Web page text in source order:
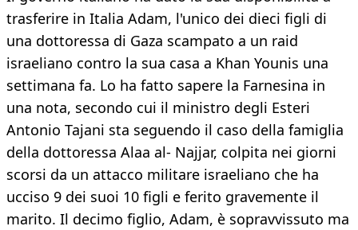
trasferire in Italia Adam, l'unico dei dieci figli di
una dottoressa di Gaza scampato a un raid
israeliano contro la sua casa a Khan Younis una
settimana fa. Lo ha fatto sapere la Farnesina in
una nota, secondo cui il ministro degli Esteri
Antonio Tajani sta seguendo il caso della famiglia
della dottoressa Alaa al- Najjar, colpita nei giorni
scorsi da un attacco militare israeliano che ha
ucciso 9 dei suoi 10 figli e ferito gravemente il
marito. Il decimo figlio, Adam, è sopravvissuto ma